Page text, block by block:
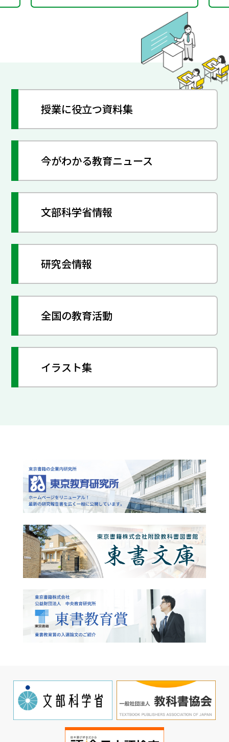
授業に役立つ資料集
今がわかる教育ニュース
文部科学省情報
研究会情報
全国の教育活動
イラスト集